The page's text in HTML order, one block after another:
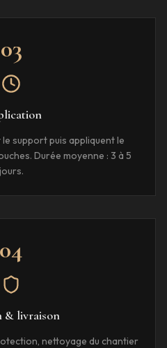
03
support puis appliquent le
Durée moyenne : 3 à 5
jours.
04
& livraison
nettoyage du chantier